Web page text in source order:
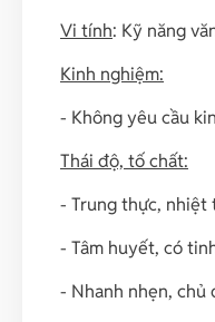
Vi tính: Kỹ năng
Kinh nghiệm:
- Không yêu cầu
Thái độ, tố chất:
- Trung thực, nhiệt
- Tâm huyết, có
- Nhanh nhẹn, chủ